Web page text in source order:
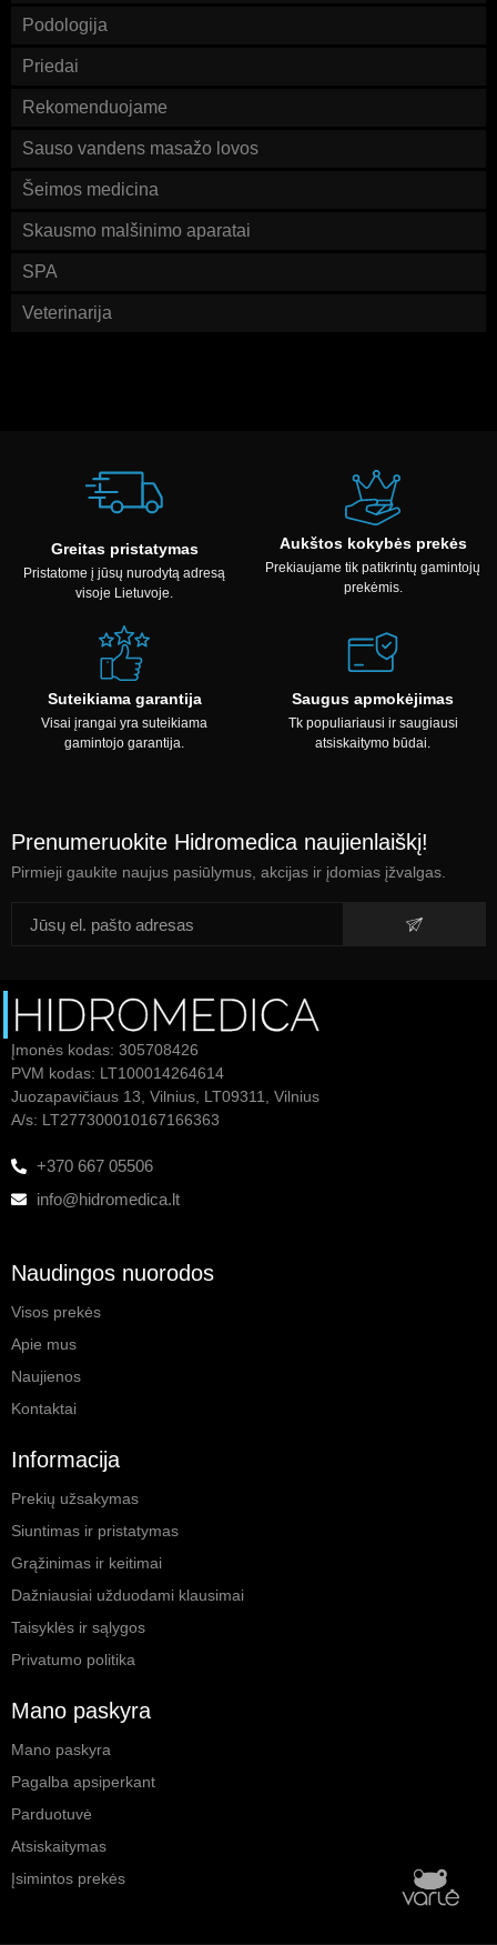
Podologija
Priedai
Rekomenduojame
Sauso vandens masažo lovos
Šeimos medicina
Skausmo malšinimo aparatai
SPA
Veterinarija
Greitas pristatymas
Pristatome į jūsų nurodytą adresą
visoje Lietuvoje.
Aukštos kokybės prekės
Prekiaujame tik patikrintų gamintojų
prekėmis.
Suteikiama garantija
Visai įrangai yra suteikiama
gamintojo garantija.
Saugus apmokėjimas
Tk populiariausi ir saugiausi
atsiskaitymo būdai.
Prenumeruokite Hidromedica naujienlaiškį!
Pirmieji gaukite naujus pasiūlymus, akcijas ir įdomias įžvalgas.
Įmonės kodas: 305708426
PVM kodas: LT100014264614
Juozapavičiaus 13, Vilnius, LT09311, Vilnius
A/s: LT277300010167166363
+370 667 05506
info@hidromedica.lt
Naudingos nuorodos
Visos prekės
Apie mus
Naujienos
Kontaktai
Informacija
Prekių užsakymas
Siuntimas ir pristatymas
Grąžinimas ir keitimai
Dažniausiai užduodami klausimai
Taisyklės ir sąlygos
Privatumo politika
Mano paskyra
Mano paskyra
Pagalba apsiperkant
Parduotuvė
Atsiskaitymas
Įsimintos prekės